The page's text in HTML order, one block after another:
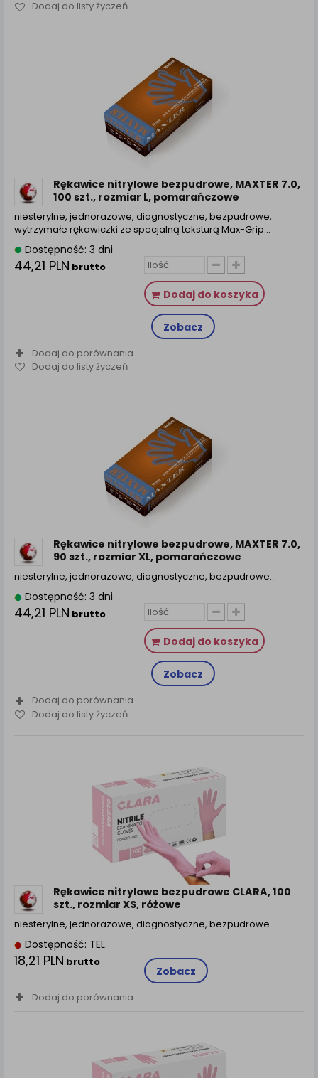
Dodaj do listy życzeń
Rękawice nitrylowe bezpudrowe, MAXTER 7.0,
100 szt., rozmiar L, pomarańczowe
niesterylne, jednorazowe, diagnostyczne, bezpudrowe,
wytrzymałe rękawiczki ze specjalną teksturą Max-Grip…
Dostępność: 3 dni
44,21 PLN brutto
Dodaj do koszyka
Zobacz
Dodaj do porównania
Dodaj do listy życzeń
Rękawice nitrylowe bezpudrowe, MAXTER 7.0,
90 szt., rozmiar XL, pomarańczowe
niesterylne, jednorazowe, diagnostyczne, bezpudrowe…
Dostępność: 3 dni
44,21 PLN brutto
Dodaj do koszyka
Zobacz
Dodaj do porównania
Dodaj do listy życzeń
Rękawice nitrylowe bezpudrowe CLARA, 100
szt., rozmiar XS, różowe
niesterylne, jednorazowe, diagnostyczne, bezpudrowe…
Dostępność: TEL.
18,21 PLN brutto
Zobacz
Dodaj do porównania